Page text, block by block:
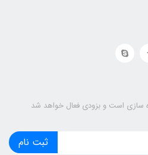
سازی است و بزودی فعال خواهد شد
ثبت نام